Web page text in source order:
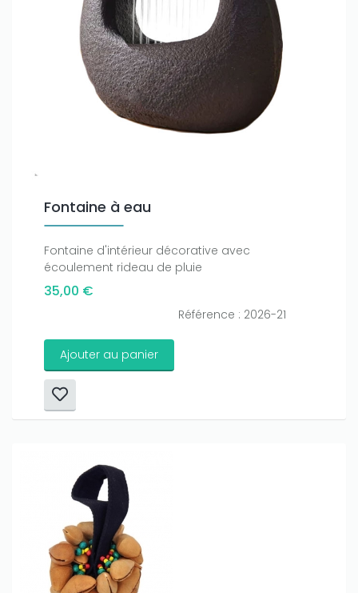
Fontaine à eau
Fontaine d'intérieur décorative avec
écoulement rideau de pluie
35,00 €
Référence : 2026-21
Ajouter au panier